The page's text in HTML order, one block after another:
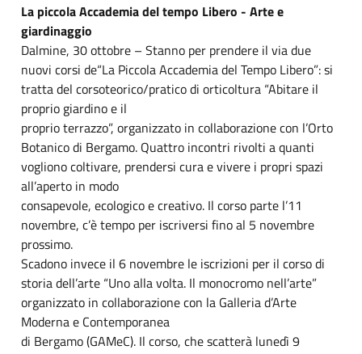
La piccola Accademia del tempo Libero - Arte e
giardinaggio
Dalmine, 30 ottobre – Stanno per prendere il via due
nuovi corsi de“La Piccola Accademia del Tempo Libero”: si
tratta del corsoteorico/pratico di orticoltura “Abitare il
proprio giardino e il
proprio terrazzo”, organizzato in collaborazione con l’Orto
Botanico di Bergamo. Quattro incontri rivolti a quanti
vogliono coltivare, prendersi cura e vivere i propri spazi
all’aperto in modo
consapevole, ecologico e creativo. Il corso parte l’11
novembre, c’è tempo per iscriversi fino al 5 novembre
prossimo.
Scadono invece il 6 novembre le iscrizioni per il corso di
storia dell’arte “Uno alla volta. Il monocromo nell’arte”
organizzato in collaborazione con la Galleria d’Arte
Moderna e Contemporanea
di Bergamo (GAMeC). Il corso, che scatterà lunedì 9